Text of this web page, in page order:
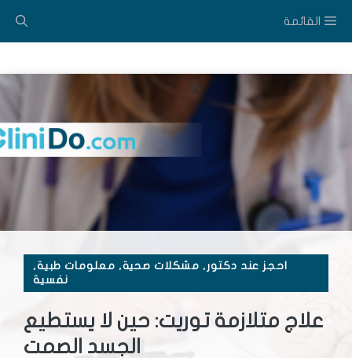
القائمة
احجز عند دكتور , مشكلات صحية, معلومات طبية,
نفسية
علاج متلازمة توريت: حين لا يستطيع
الجسد الصمت